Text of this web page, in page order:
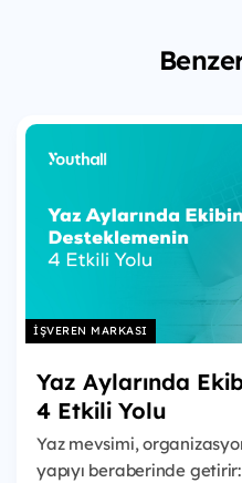
İŞVEREN MARKASI
Yaz Aylarında
4 Etkili Yolu
Yaz mevsimi,
yapıyı beraberinde